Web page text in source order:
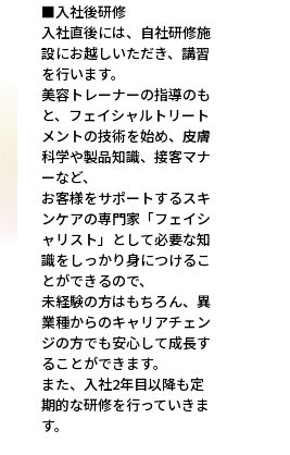
■入社後研修
入社直後には、自社研修施
設にお越しいただき、講習
を行います。
美容トレーナーの指導のも
と、フェイシャルトリート
メントの技術を始め、皮膚
科学や製品知識、接客マナ
ーなど、
お客様をサポートするスキ
ンケアの専門家「フェイシ
ャリスト」として必要な知
識をしっかり身につけるこ
とができるので、
未経験の方はもちろん、異
業種からのキャリアチェン
ジの方でも安心して成長す
ることができます。
また、入社2年目以降も定
期的な研修を行っていきま
す。